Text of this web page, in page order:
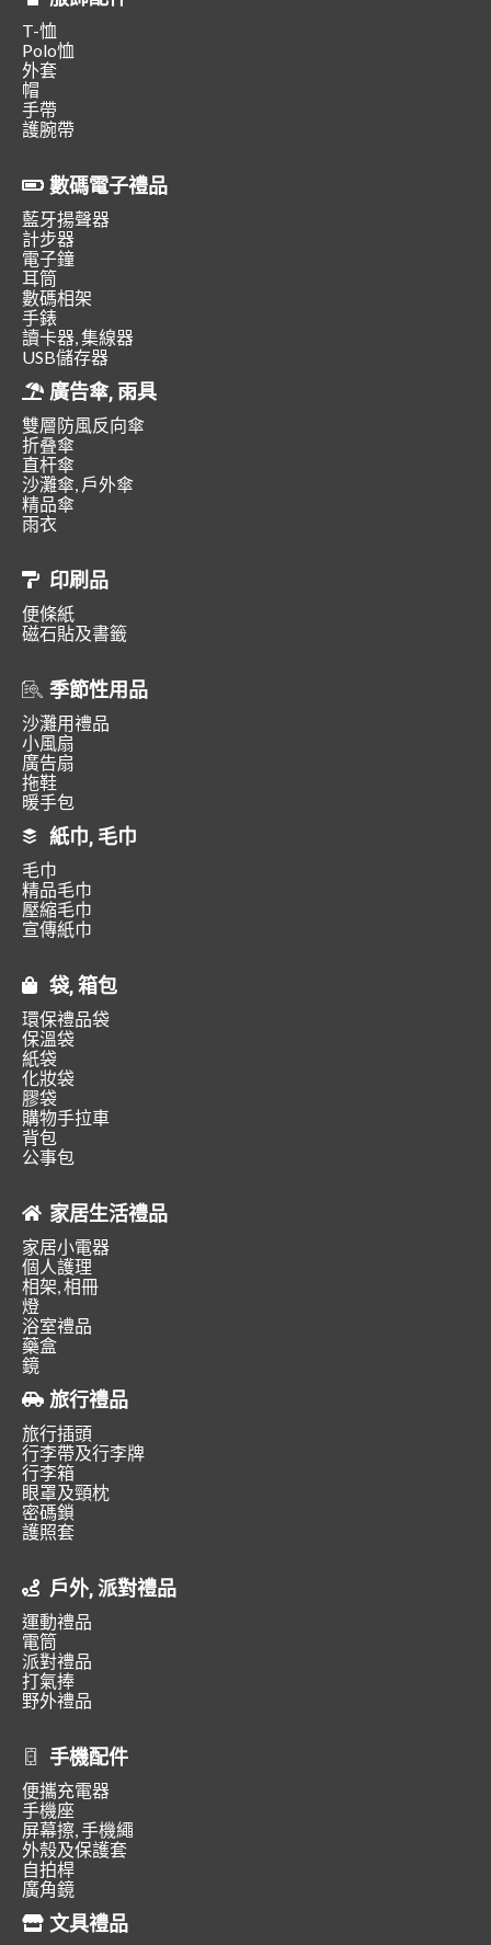
T-恤
Polo恤
外套
帽
手帶
護腕帶
數碼電子禮品
藍牙揚聲器
計步器
電子鐘
耳筒
數碼相架
手錶
讀卡器, 集線器
USB儲存器
廣告傘, 雨具
雙層防風反向傘
折叠傘
直杆傘
沙灘傘, 戶外傘
精品傘
雨衣
印刷品
便條紙
磁石貼及書籤
季節性用品
沙灘用禮品
小風扇
廣告扇
拖鞋
暖手包
紙巾, 毛巾
毛巾
精品毛巾
壓縮毛巾
宣傳紙巾
袋, 箱包
環保禮品袋
保溫袋
紙袋
化妝袋
膠袋
購物手拉車
背包
公事包
家居生活禮品
家居小電器
個人護理
相架, 相冊
燈
浴室禮品
藥盒
鏡
旅行禮品
旅行插頭
行李帶及行李牌
行李箱
眼罩及頸枕
密碼鎖
護照套
戶外, 派對禮品
運動禮品
電筒
派對禮品
打氣捧
野外禮品
手機配件
便攜充電器
手機座
屏幕擦, 手機繩
外殼及保護套
自拍桿
廣角鏡
文具禮品